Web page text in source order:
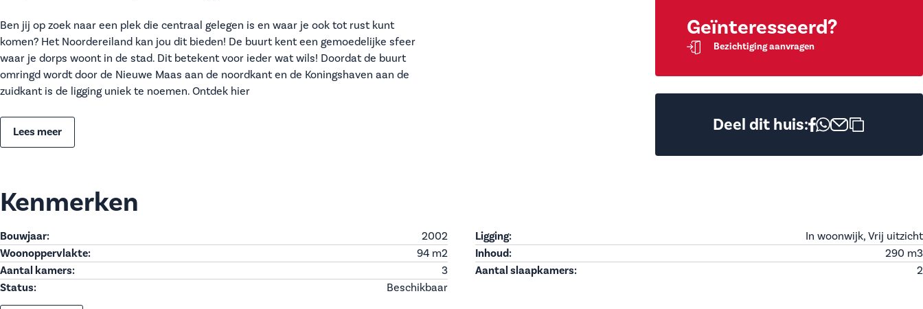
Ben jij op zoek naar een plek die centraal gelegen is en waar je ook tot rust kunt
komen? Het Noordereiland kan jou dit bieden! De buurt kent een gemoedelijke sfeer
waar je dorps woont in de stad. Dit betekent voor ieder wat wils! Doordat de buurt
omringd wordt door de Nieuwe Maas aan de noordkant en de Koningshaven aan de
zuidkant is de ligging uniek te noemen. Ontdek hier
Lees meer
Geïnteresseerd?
Bezichtiging aanvragen
Deel dit huis:
Kenmerken
Bouwjaar: 2002 Ligging:
In woonwijk, Vrij uitzicht
Woonoppervlakte:
94 m2 Inhoud: 290 m3
Aantal kamers:
3 Aantal slaapkamers:
2
Status:
Beschikbaar